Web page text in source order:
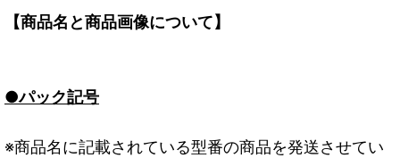
【商品名と商品画像について】
●パック記号
※商品名に記載されている型番の商品を発送させてい